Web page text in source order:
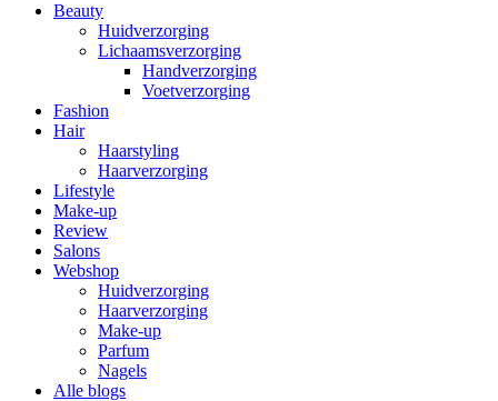
Beauty
Huidverzorging
Lichaamsverzorging
Handverzorging
Voetverzorging
Fashion
Hair
Haarstyling
Haarverzorging
Lifestyle
Make-up
Review
Salons
Webshop
Huidverzorging
Haarverzorging
Make-up
Parfum
Nagels
Alle blogs